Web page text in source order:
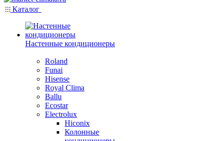
Каталог
Настенные кондиционеры
Roland
Funai
Hisense
Royal Clima
Ballu
Ecostar
Electrolux
Hiconix
Колонные